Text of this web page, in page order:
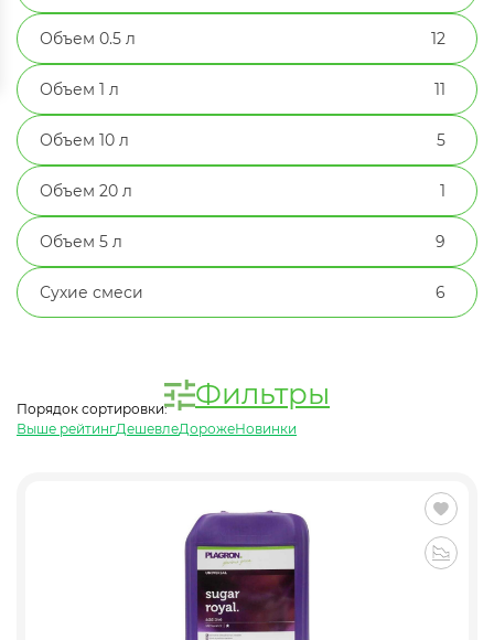
Объем 0.5 л 12
Объем 1 л 11
Объем 10 л 5
Объем 20 л 1
Объем 5 л 9
Сухие смеси 6
Фильтры
Порядок сортировки:
Выше рейтингДешевлеДорожеНовинки